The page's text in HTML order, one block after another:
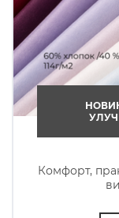
Комфорт,